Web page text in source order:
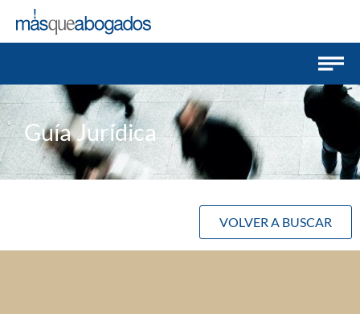
Guía Jurídica
VOLVER A BUSCAR